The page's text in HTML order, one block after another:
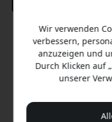
Auf
Wir verwenden
verbessern,
anzuzeigen und
Durch Klicken auf
unserer